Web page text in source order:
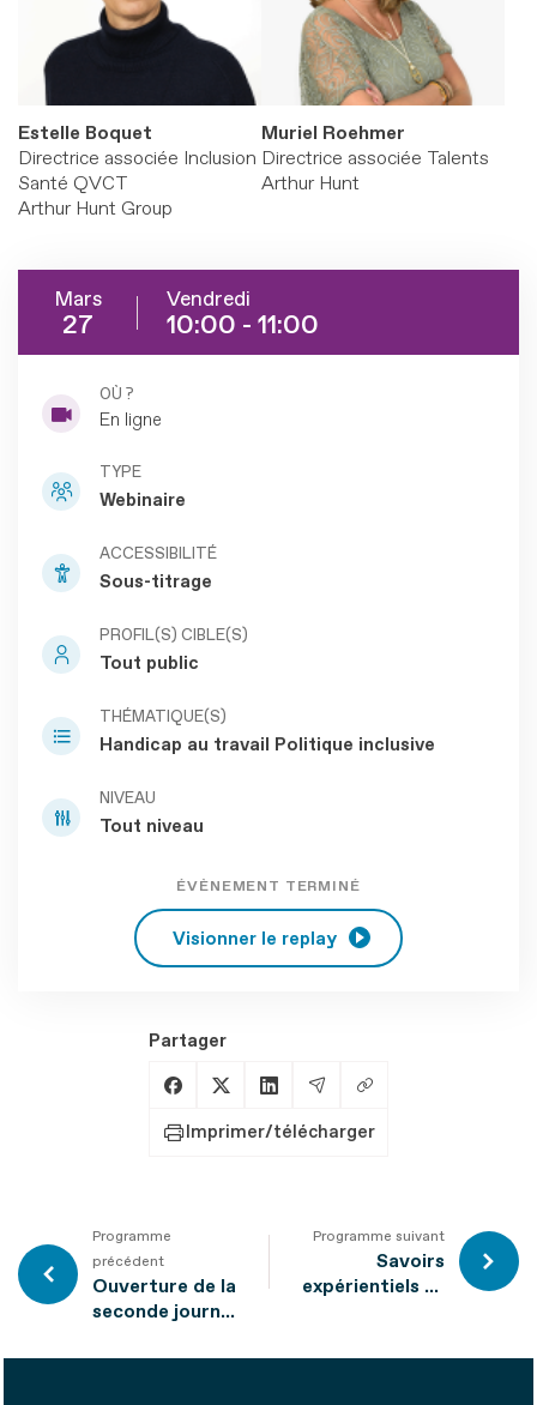
Estelle Boquet
Directrice associée Inclusion
Santé QVCT
Arthur Hunt Group
Muriel Roehmer
Directrice associée Talents
Arthur Hunt
Mars
27
Vendredi
10:00 - 11:00
OÙ ?
En ligne
TYPE
Webinaire
ACCESSIBILITÉ
Sous-titrage
PROFIL(S) CIBLE(S)
Tout public
THÉMATIQUE(S)
Handicap au travail Politique inclusive
NIVEAU
Tout niveau
ÉVÈNEMENT TERMINÉ
Visionner le replay
Partager
Partager sur Facebook
Partager sur X
Partager sur LinkedIn
Partager par Email
Copier le lien
Imprimer/télécharger
Programme
précédent
Ouverture de la
seconde journée
Programme suivant
Savoirs
expérientiels et
sous-exploité